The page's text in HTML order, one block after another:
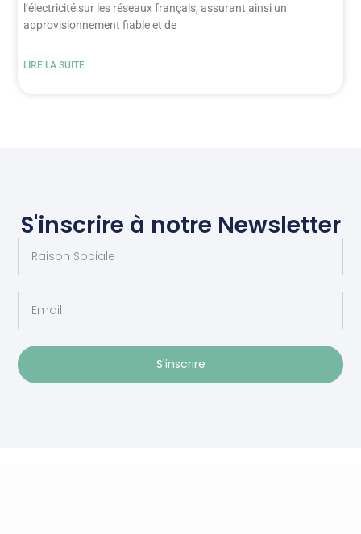
l’électricité sur les réseaux français, assurant ainsi un
approvisionnement fiable et de
LIRE LA SUITE
S'inscrire à notre Newsletter
S'inscrire